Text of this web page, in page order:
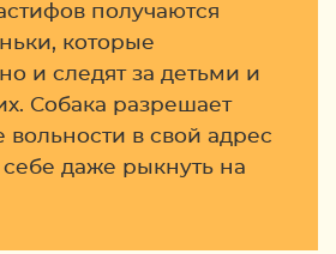
получаются
которые
и следят за детьми и
Собака разрешает
в свой адрес
даже рыкнуть на